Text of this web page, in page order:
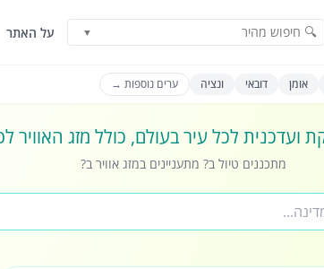
🔍 חיפוש מהיר ▼ על האתר
אומן דובאי ונציה ערים נוספות →
ועדכנית לכל עיר בעולם, כולל מזג האוויר
מתכננים טיול ב? מתעניינים במזג אוויר ב?